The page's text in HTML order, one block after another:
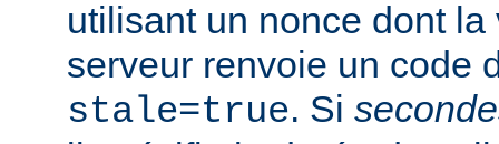
utilisant un nonce dont
serveur renvoie un code
stale=true. Si